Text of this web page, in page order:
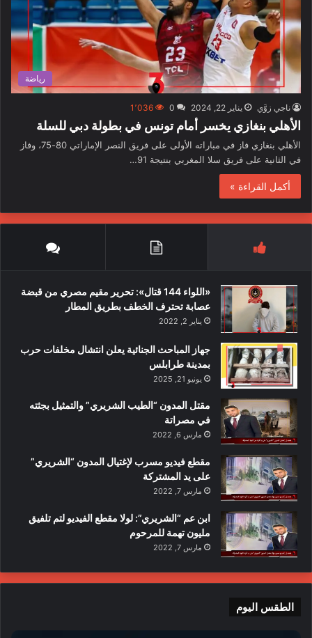
رياضة
ناجي زوَّي يناير 22, 2024 0 1٬036
الأهلي بنغازي يخسر أمام تونس في بطولة دبي للسلة
الأهلي بنغازي فاز في مباراته الأولى على فريق النصر الإماراتي 80-75، وفاز
في الثانية على فريق سلا المغربي بنتيجة 91…
أكمل القراءة »
«اللواء 144 قتال»: تحرير مقيم مصري من قبضة
عصابة تحترف الخطف بطريق المطار
يناير 2, 2022
جهاز المباحث الجنائية يعلن انتشال مخلفات حرب
بمدينة طرابلس
يونيو 21, 2025
مقتل المدون “الطيب الشريري” والتمثيل بجثته
في مصراتة
مارس 6, 2022
مقطع فيديو مسرب لإغتيال المدون “الشريري”
على يد المشتركة
مارس 7, 2022
ابن عم “الشريري”: لولا مقطع الفيديو لتم تلفيق
مليون تهمة للمرحوم
مارس 7, 2022
الطقس اليوم